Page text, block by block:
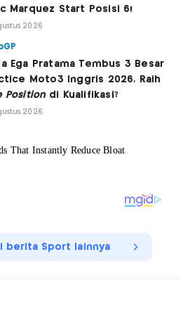
Marquez Start Posisi 6!
2026
Ega Pratama Tembus 3 Besar
Moto3 Inggris 2026, Raih
Positiondi Kualifikasi?
2026
berita Sport lainnya